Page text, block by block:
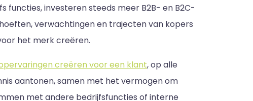
functies, investeren steeds meer B2B- en B2C-
verwachtingen en trajecten van kopers
het merk creëren.
creëren voor een klant, op alle
aantonen, samen met het vermogen om
met andere bedrijfsfuncties of interne